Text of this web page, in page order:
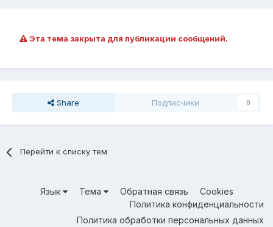
Эта тема закрыта для публикации сообщений.
Share Подписчики 0
Перейти к списку тем
Язык Тема Обратная связь
Cookies
Политика конфиденциальности
Политика обработки персональных данных